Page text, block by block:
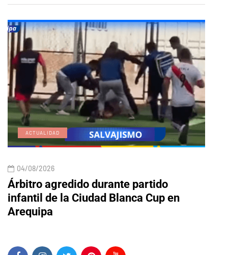
ACTUALIDAD
04/08/2026
Árbitro agredido durante partido
infantil de la Ciudad Blanca Cup en
Arequipa